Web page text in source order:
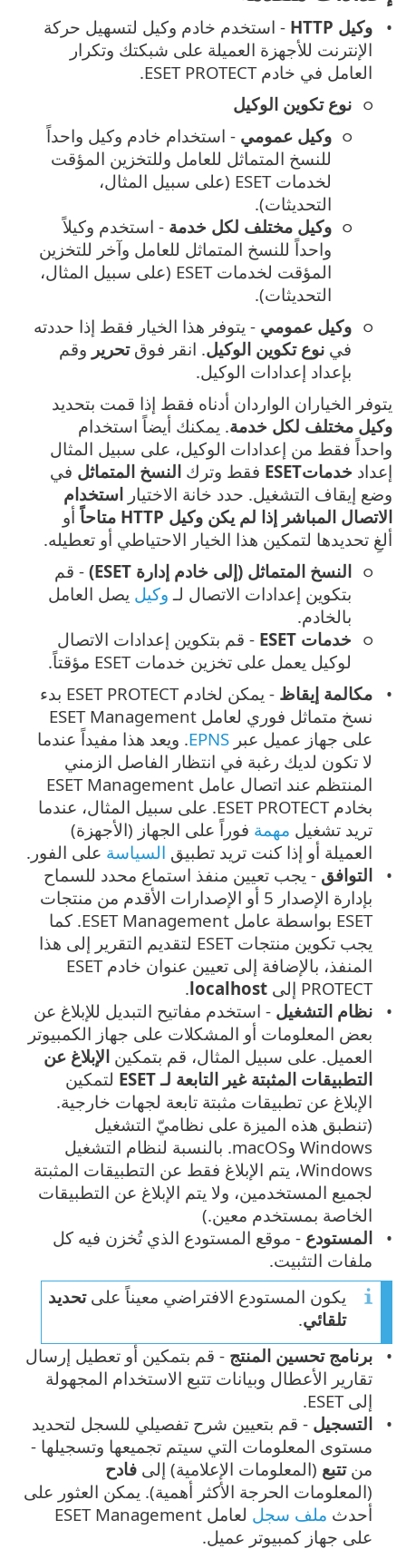
وكيل HTTP
- استخدم خادم وكيل لتسهيل حركة
الإنترنت للأجهزة العميلة على شبكتك وتكرار
العامل في خادم ESET PROTECT.
نوع تكوين الوكيل
وكيل عمومي - استخدام خادم وكيل واحداً
للنسخ المتماثل للعامل وللتخزين المؤقت
لخدمات ESET (على سبيل المثال،
التحديثات).
وكيل مختلف لكل خدمة - استخدم وكيلاً
واحداً للنسخ المتماثل للعامل وآخر للتخزين
المؤقت لخدمات ESET (على سبيل المثال،
التحديثات).
وكيل عمومي - يتوفر هذا الخيار فقط إذا حددته
في نوع تكوين الوكيل. انقر فوقتحرير وقم
بإعداد إعدادات الوكيل.
يتوفر الخياران الواردان أدناه فقط إذا قمت بتحديد
وكيل مختلف لكل خدمة. يمكنك أيضاً استخدام
واحداً فقط من إعدادات الوكيل، على سبيل المثال
إعداد خدماتESET فقط وترك النسخ المتماثل في
وضع إيقاف التشغيل. حدد خانة الاختيار استخدام
الاتصال المباشر إذا لم يكن وكيل HTTP متاحاً
أو
ألغِ تحديدها لتمكين هذا الخيار الاحتياطي أو تعطيله.
النسخ المتماثل (إلى خادم إدارة ESET)
- قم
بتكوين إعدادات الاتصال لـ وكيل يصل العامل
بالخادم.
خدمات ESET
- قم بتكوين إعدادات الاتصال
لوكيل يعمل على تخزين خدمات ESET مؤقتاً.
مكالمة إيقاظ
- يمكن لخادم ESET PROTECT بدء
نسخ متماثل فوري لعامل ESET Management
على جهاز عميل عبرEPNS. ويعد هذا مفيداً عندما
لا تكون لديك رغبة في انتظار الفاصل الزمني
المنتظم عند اتصال عامل ESET Management
بخادم ESET PROTECT. على سبيل المثال، عندما
تريد تشغيل مهمة فوراً على الجهاز (الأجهزة)
العميلة أو إذا كنت تريد تطبيق السياسة على الفور.
التوافق - يجب تعيين منفذ استماع محدد للسماح
بإدارة الإصدار 5 أو الإصدارات الأقدم من منتجات
ESET بواسطة عامل ESET Management. كما
يجب تكوين منتجات ESET لتقديم التقرير إلى هذا
المنفذ، بالإضافة إلى تعيين عنوان خادم ESET
PROTECT إلى
localhost
.
نظام التشغيل - استخدم مفاتيح التبديل للإبلاغ عن
بعض المعلومات أو المشكلات على جهاز الكمبيوتر
العميل. على سبيل المثال، قم بتمكينالإبلاغ عن
التطبيقات المثبتة غير التابعة لـ ESET
لتمكين
الإبلاغ عن تطبيقات مثبتة تابعة لجهات خارجية.
(تنطبق هذه الميزة على نظاميّ التشغيل
Windows وmacOS. بالنسبة لنظام التشغيل
Windows، يتم الإبلاغ فقط عن التطبيقات المثبتة
لجميع المستخدمين، ولا يتم الإبلاغ عن التطبيقات
الخاصة بمستخدم معين.)
المستودع - موقع المستودع الذي تُخزن فيه كل
ملفات التثبيت.
يكون المستودع الافتراضي معيناً علىتحديد
تلقائي.
برنامج تحسين المنتج - قم بتمكين أو تعطيل إرسال
تقارير الأعطال وبيانات تتبع الاستخدام المجهولة
إلى ESET.
التسجيل - قم بتعيين شرح تفصيلي للسجل لتحديد
مستوى المعلومات التي سيتم تجميعها وتسجيلها -
منتتبع (المعلومات الإعلامية) إلىفادح
(المعلومات الحرجة الأكثر أهمية). يمكن العثور على
أحدث ملف سجل
لعامل ESET Management
على جهاز كمبيوتر عميل.